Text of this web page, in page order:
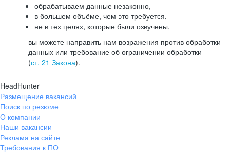
обрабатываем данные незаконно,
в большем объёме, чем это требуется,
не в тех целях, которые были озвучены,
вы можете направить нам возражения против обработки
данных или требование об ограничении обработки
(ст. 21 Закона).
HeadHunter
Размещение вакансий
Поиск по резюме
О компании
Наши вакансии
Реклама на сайте
Требования к ПО